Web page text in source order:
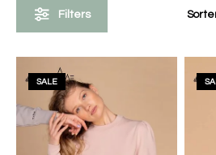
Filters
SALE